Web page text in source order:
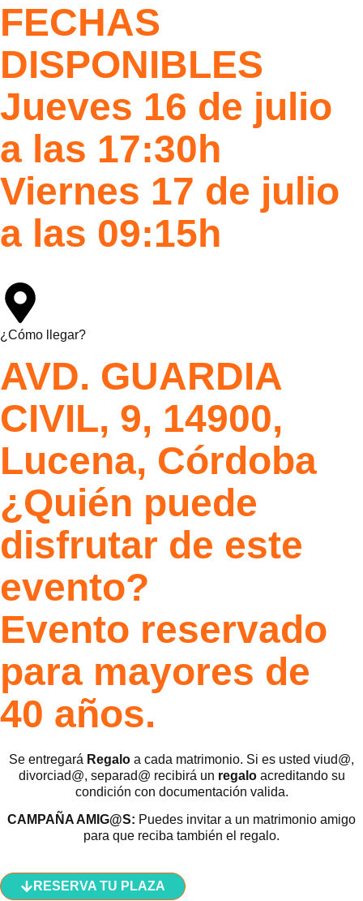
FECHAS
DISPONIBLES
Jueves 16 de julio
a las 17:30h
Viernes 17 de julio
a las 09:15h
¿Cómo llegar?
AVD. GUARDIA
CIVIL, 9, 14900,
Lucena, Córdoba
¿Quién puede
disfrutar de este
evento?
Evento reservado
para mayores de
40 años.
Se entregará Regalo a cada matrimonio. Si es usted viud@,
divorciad@, separad@ recibirá un regaloacreditando su
condición con documentación valida.
CAMPAÑA AMIG@S: Puedes invitar a un matrimonio amigo
para que reciba también el regalo.
RESERVA TU PLAZA